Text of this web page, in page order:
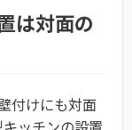
は対面の
付けにも対面